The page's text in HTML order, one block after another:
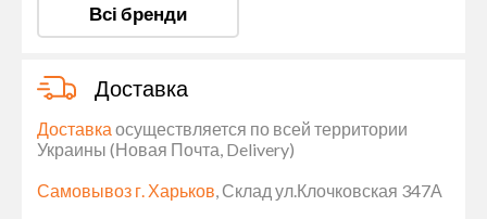
Всі бренди
Доставка
Доставка осуществляется по всей территории
Украины (Новая Почта, Delivery)
Самовывоз г. Харьков, Склад ул.Клочковская 347А